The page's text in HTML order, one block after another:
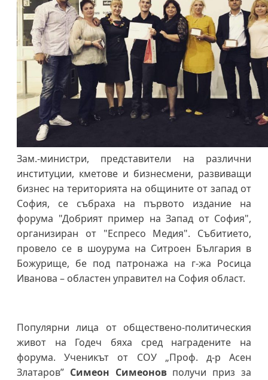
Зам.-министри, представители на различни
институции, кметове и бизнесмени, развиващи
бизнес на територията на общините от запад от
София, се събраха на първото издание на
форума "Добрият пример на Запад от София",
организиран от "Еспресо Медия". Събитието,
провело се в шоурума на Ситроен България в
Божурище, бе под патронажа на г-жа Росица
Иванова – областен управител на София област.
Популярни лица от обществено-политическия
живот на Годеч бяха сред наградените на
форума. Ученикът от СОУ „Проф. д-р Асен
Златаров” Симеон Симеоновполучи приз за